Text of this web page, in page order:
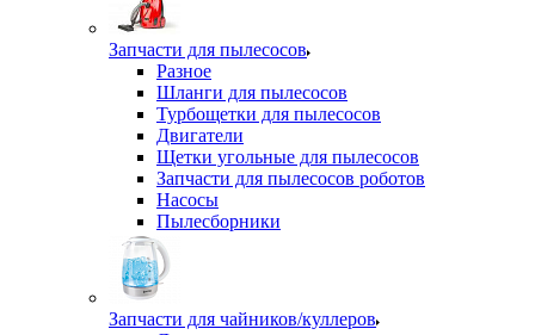
Запчасти для пылесосов
Разное
Шланги для пылесосов
Турбощетки для пылесосов
Двигатели
Щетки угольные для пылесосов
Запчасти для пылесосов роботов
Насосы
Пылесборники
Запчасти для чайников/куллеров